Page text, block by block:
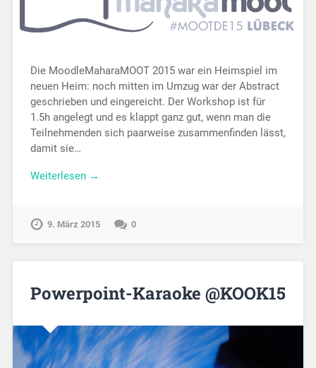
Die MoodleMaharaMOOT 2015 war ein Heimspiel im
neuen Heim: noch mitten im Umzug war der Abstract
geschrieben und eingereicht. Der Workshop ist für
1.5h angelegt und es klappt ganz gut, wenn man die
Teilnehmenden sich paarweise zusammenfinden lässt,
damit sie…
Weiterlesen →
9. März 2015 0
Powerpoint-Karaoke @KOOK15